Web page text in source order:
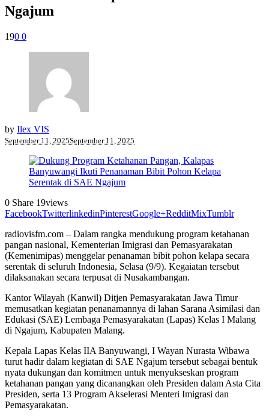
Ngajum
190 0
by Ilex VIS
September 11, 2025September 11, 2025
0 Share 19views
FacebookTwitterlinkedinPinterestGoogle+RedditMixTumblr
radiovisfm.com – Dalam rangka mendukung program ketahanan
pangan nasional, Kementerian Imigrasi dan Pemasyarakatan
(Kemenimipas) menggelar penanaman bibit pohon kelapa secara
serentak di seluruh Indonesia, Selasa (9/9). Kegaiatan tersebut
dilaksanakan secara terpusat di Nusakambangan.
Kantor Wilayah (Kanwil) Ditjen Pemasyarakatan Jawa Timur
memusatkan kegiatan penanamannya di lahan Sarana Asimilasi dan
Edukasi (SAE) Lembaga Pemasyarakatan (Lapas) Kelas I Malang
di Ngajum, Kabupaten Malang.
Kepala Lapas Kelas IIA Banyuwangi, I Wayan Nurasta Wibawa
turut hadir dalam kegiatan di SAE Ngajum tersebut sebagai bentuk
nyata dukungan dan komitmen untuk menyukseskan program
ketahanan pangan yang dicanangkan oleh Presiden dalam Asta Cita
Presiden, serta 13 Program Akselerasi Menteri Imigrasi dan
Pemasyarakatan.